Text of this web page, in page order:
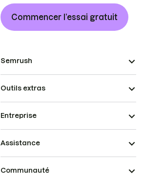
Commencer l’essai gratuit
Semrush
Outils extras
Entreprise
Assistance
Communauté